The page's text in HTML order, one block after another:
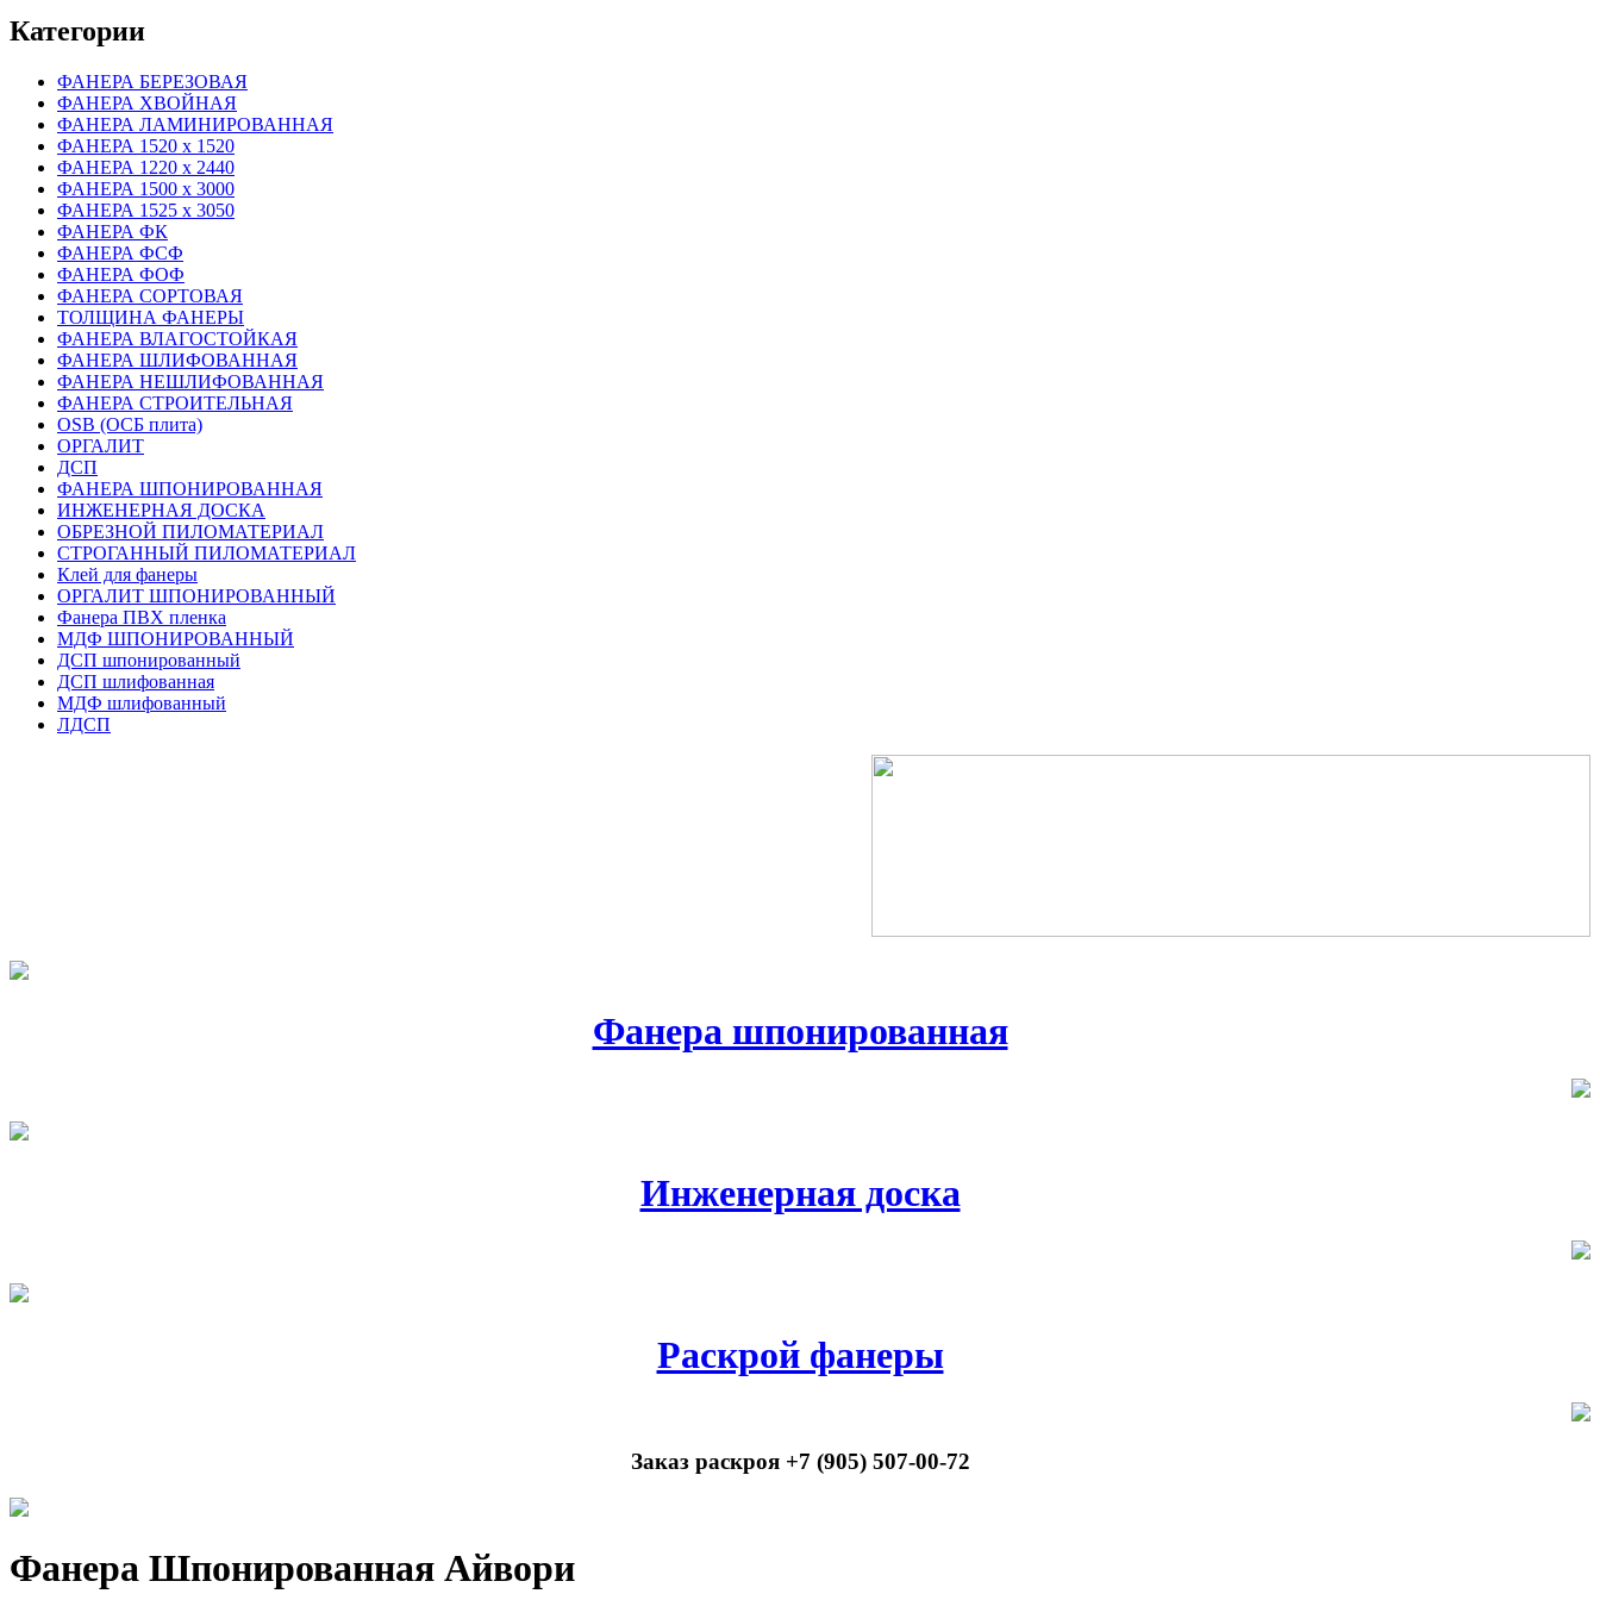
Категории
ФАНЕРА БЕРЕЗОВАЯ
ФАНЕРА ХВОЙНАЯ
ФАНЕРА ЛАМИНИРОВАННАЯ
ФАНЕРА 1520 х 1520
ФАНЕРА 1220 х 2440
ФАНЕРА 1500 х 3000
ФАНЕРА 1525 х 3050
ФАНЕРА ФК
ФАНЕРА ФСФ
ФАНЕРА ФОФ
ФАНЕРА СОРТОВАЯ
ТОЛЩИНА ФАНЕРЫ
ФАНЕРА ВЛАГОСТОЙКАЯ
ФАНЕРА ШЛИФОВАННАЯ
ФАНЕРА НЕШЛИФОВАННАЯ
ФАНЕРА СТРОИТЕЛЬНАЯ
OSB (ОСБ плита)
ОРГАЛИТ
ДСП
ФАНЕРА ШПОНИРОВАННАЯ
ИНЖЕНЕРНАЯ ДОСКА
ОБРЕЗНОЙ ПИЛОМАТЕРИАЛ
СТРОГАННЫЙ ПИЛОМАТЕРИАЛ
Клей для фанеры
ОРГАЛИТ ШПОНИРОВАННЫЙ
Фанера ПВХ пленка
МДФ ШПОНИРОВАННЫЙ
ДСП шпонированный
ДСП шлифованная
МДФ шлифованный
ЛДСП
Фанера шпонированная
Инженерная доска
Раскрой фанеры
Заказ раскроя +7 (905) 507-00-72
Фанера Шпонированная Айвори